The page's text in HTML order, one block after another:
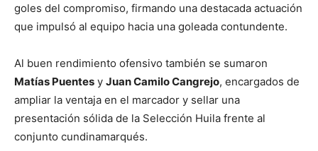
goles del compromiso, firmando una destacada actuación
que impulsó al equipo hacia una goleada contundente.
Al buen rendimiento ofensivo también se sumaron
Matías Puentes y Juan Camilo Cangrejo, encargados de
ampliar la ventaja en el marcador y sellar una
presentación sólida de la Selección Huila frente al
conjunto cundinamarqués.